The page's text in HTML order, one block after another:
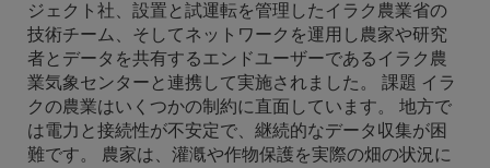
ジェクト社、設置と試運転を管理したイラク農業省の
技術チーム、そしてネットワークを運用し農家や研究
者とデータを共有するエンドユーザーであるイラク農
業気象センターと連携して実施されました。 課題 イラ
クの農業はいくつかの制約に直面しています。 地方で
は電力と接続性が不安定で、継続的なデータ収集が困
難です。 農家は、灌漑や作物保護を実際の畑の状況に